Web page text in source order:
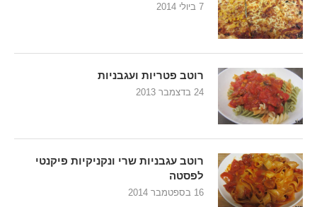
7 ביולי 2014
רוטב פטריות ועגבניות
24 בדצמבר 2013
רוטב עגבניות שרי ונקניקיות פיקנטי
לפסטה
16 בספטמבר 2014